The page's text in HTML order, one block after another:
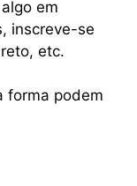
em
inscreve-se
etc.
forma podem